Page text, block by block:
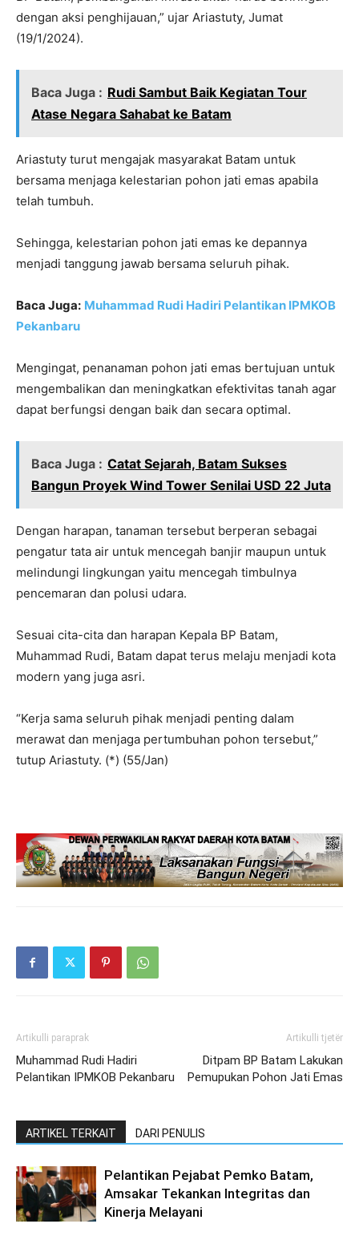
dengan aksi penghijauan,” ujar Ariastuty, Jumat
(19/1/2024).
Baca Juga : Rudi Sambut Baik Kegiatan Tour
Atase Negara Sahabat ke Batam
Ariastuty turut mengajak masyarakat Batam untuk
bersama menjaga kelestarian pohon jati emas apabila
telah tumbuh.
Sehingga, kelestarian pohon jati emas ke depannya
menjadi tanggung jawab bersama seluruh pihak.
Baca Juga: Muhammad Rudi Hadiri Pelantikan IPMKOB
Pekanbaru
Mengingat, penanaman pohon jati emas bertujuan untuk
mengembalikan dan meningkatkan efektivitas tanah agar
dapat berfungsi dengan baik dan secara optimal.
Baca Juga : Catat Sejarah, Batam Sukses
Bangun Proyek Wind Tower Senilai USD 22 Juta
Dengan harapan, tanaman tersebut berperan sebagai
pengatur tata air untuk mencegah banjir maupun untuk
melindungi lingkungan yaitu mencegah timbulnya
pencemaran dan polusi udara.
Sesuai cita-cita dan harapan Kepala BP Batam,
Muhammad Rudi, Batam dapat terus melaju menjadi kota
modern yang juga asri.
“Kerja sama seluruh pihak menjadi penting dalam
merawat dan menjaga pertumbuhan pohon tersebut,”
tutup Ariastuty. (*) (55/Jan)
Artikulli paraprak
Muhammad Rudi Hadiri
Pelantikan IPMKOB Pekanbaru
Artikulli tjetër
Ditpam BP Batam Lakukan
Pemupukan Pohon Jati Emas
ARTIKEL TERKAIT DARI PENULIS
Pelantikan Pejabat Pemko Batam,
Amsakar Tekankan Integritas dan
Kinerja Melayani